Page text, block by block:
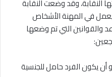
النقابة، وقد وضعت النقابة
في المهنة الأشخاص
والقوانين التي تم وضعها
يكون الفرد حامل للجنسية